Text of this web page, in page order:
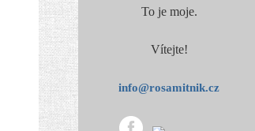
To je moje.
Vítejte!
info@rosamitnik.cz